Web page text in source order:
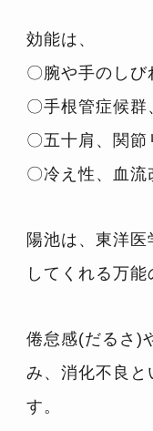
効能は、
〇腕や手のしび
〇手根管症候群
〇五十肩、関節
〇冷え性、血
陽池は、東洋医
してくれる万能
倦怠感(だるさ)
み、消化不良と
す。